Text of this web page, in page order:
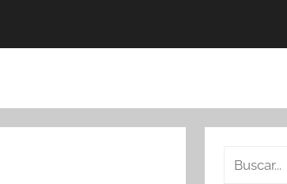
Buscar: